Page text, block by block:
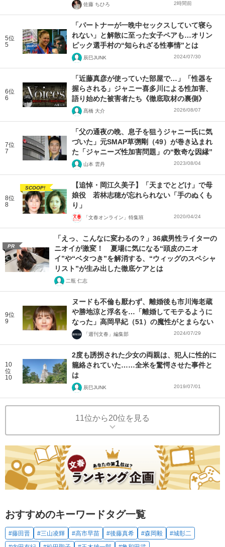
佐藤 ちひろ 2時間前
5位
5
「パートナーが一晩中セックスしていて寝ら
れない」と解散に至った女子ペアも…オリン
ピック選手村の“知られざる性事情”とは
辰巳JUNK 2024/07/30
6位
6
「近藤真彦が使っていた部屋で…」「性器を
握らされる」ジャニー喜多川による性加害、
語り始めた被害者たち《徹底取材の裏側》
髙橋 大介 2026/08/07
7位
7
「父の通夜の晩、息子を狙うジャニー氏に気
づいた」元SMAP草彅剛（49）が巻き込まれ
た「ジャニーズ性加害問題」の“数奇な因縁”
山本 雲丹 2023/08/04
8位
8
SCOOP!
【追悼・岡江久美子】「天までとどけ」で母
娘役 若林志穂が忘れられない「手のぬくも
り」
「文春オンライン」特集班 2020/04/24
PR
「えっ、こんなに変わるの？」36歳男性ライターの
ニオイが激変！ 夏場に気になる“頭皮のニオ
イ”や“ベタつき”を解消する、“ウィッグのスペシャ
リスト”が生み出した徹底ケアとは
二瓶 仁志
9位
9
ヌードも不倫も厭わず、離婚後も市川海老蔵
や勝地涼と浮名を…「離婚してモテるように
なった」高岡早紀（51）の魔性がとまらない
「週刊文春」編集部 2024/07/29
10
位
10
2度も誘拐された少女の両親は、犯人に性的に
籠絡されていた……全米を驚愕させた事件と
は
辰巳JUNK 2019/07/01
11位から20位を見る
おすすめのキーワードタグ一覧
#藤田晋 #三山凌輝 #高市早苗 #後藤真希 #森岡毅
#城彰二